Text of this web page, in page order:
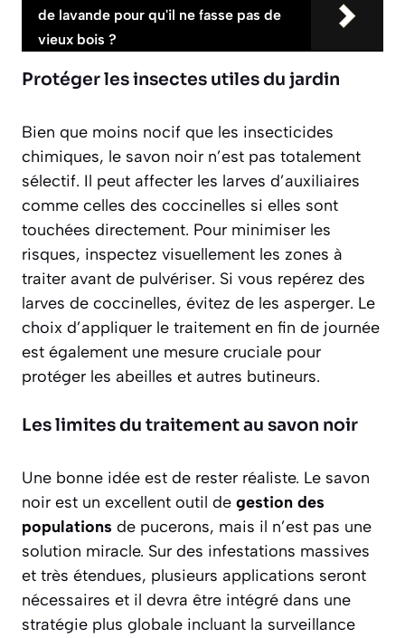
de lavande pour qu'il ne fasse pas de
vieux bois ?
Protéger les insectes utiles du jardin
Bien que moins nocif que les insecticides
chimiques, le savon noir n’est pas totalement
sélectif. Il peut affecter les larves d’auxiliaires
comme celles des coccinelles si elles sont
touchées directement. Pour minimiser les
risques, inspectez visuellement les zones à
traiter avant de pulvériser. Si vous repérez des
larves de coccinelles, évitez de les asperger. Le
choix d’appliquer le traitement en fin de journée
est également une mesure cruciale pour
protéger les abeilles et autres butineurs.
Les limites du traitement au savon noir
Une bonne idée est de rester réaliste. Le savon
noir est un excellent outil de gestion des
populations de pucerons, mais il n’est pas une
solution miracle. Sur des infestations massives
et très étendues, plusieurs applications seront
nécessaires et il devra être intégré dans une
stratégie plus globale incluant la surveillance